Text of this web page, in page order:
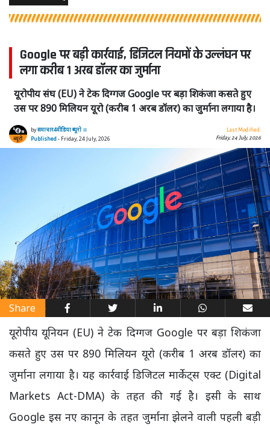
Google पर बड़ी कार्रवाई, डिजिटल नियमों के उल्लंघन पर
लगा करीब 1 अरब डॉलर का जुर्माना
यूरोपीय संघ (EU) ने टेक दिग्गज Google पर बड़ा शिकंजा कसते हुए
उस पर 890 मिलियन यूरो (करीब 1 अरब डॉलर) का जुर्माना लगाया है।
byसमाचार4मीडिया ब्यूरो ।।
Published - Friday, 24 July, 2026
Last Modified:
Friday, 24 July, 2026
Share
यूरोपीय यूनियन (EU) ने टेक दिग्गज Google पर बड़ा शिकंजा
कसते हुए उस पर 890 मिलियन यूरो (करीब 1 अरब डॉलर) का
जुर्माना लगाया है। यह कार्रवाई डिजिटल मार्केट्स एक्ट (Digital
Markets Act-DMA) के तहत की गई है। इसी के साथ
Google इस नए कानून के तहत जुर्माना झेलने वाली पहली बड़ी